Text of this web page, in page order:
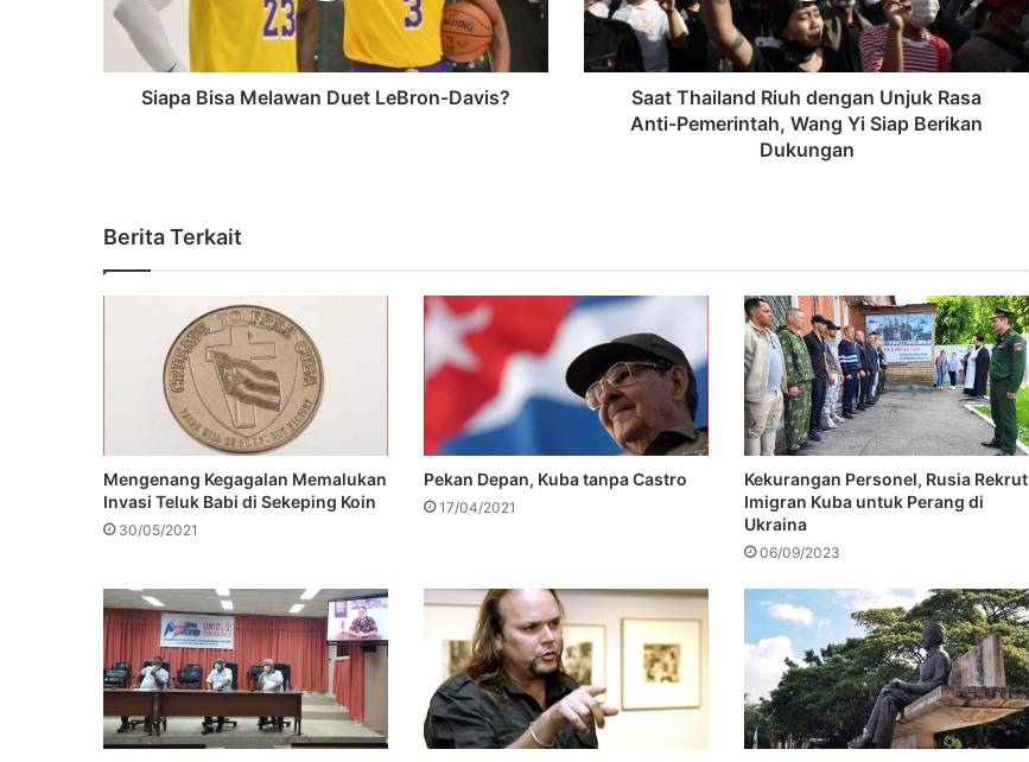
Siapa Bisa Melawan Duet LeBron-Davis?
Saat Thailand Riuh dengan Unjuk Rasa
Anti-Pemerintah, Wang Yi Siap Berikan
Dukungan
Berita Terkait
Mengenang Kegagalan Memalukan
Invasi Teluk Babi di Sekeping Koin
30/05/2021
Pekan Depan, Kuba tanpa Castro
17/04/2021
Kekurangan Personel, Rusia Rekrut
Imigran Kuba untuk Perang di
Ukraina
06/09/2023